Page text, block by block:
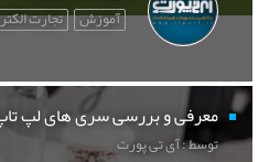
آموزش تجارت
معرفی و بررسی سری های لپ
توسط : آی تی پورت